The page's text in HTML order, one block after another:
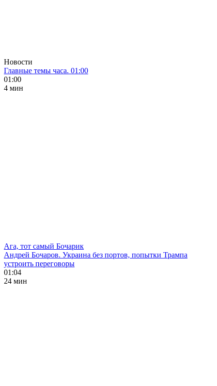
Новости
Главные темы часа. 01:00
01:00
4 мин
Ага, тот самый Бочарик
Андрей Бочаров. Украина без портов, попытки Трампа
устроить переговоры
01:04
24 мин